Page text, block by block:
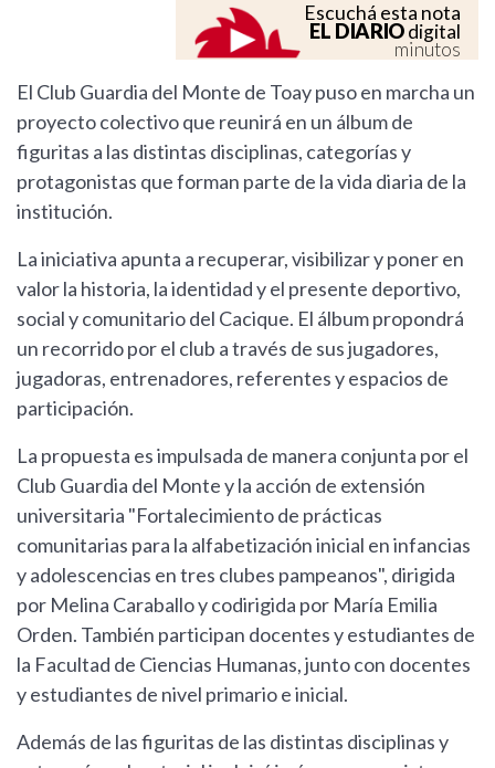
Escuchá esta nota
EL DIARIOdigital
minutos
El Club Guardia del Monte de Toay puso en marcha un
proyecto colectivo que reunirá en un álbum de
figuritas a las distintas disciplinas, categorías y
protagonistas que forman parte de la vida diaria de la
institución.
La iniciativa apunta a recuperar, visibilizar y poner en
valor la historia, la identidad y el presente deportivo,
social y comunitario del Cacique. El álbum propondrá
un recorrido por el club a través de sus jugadores,
jugadoras, entrenadores, referentes y espacios de
participación.
La propuesta es impulsada de manera conjunta por el
Club Guardia del Monte y la acción de extensión
universitaria "Fortalecimiento de prácticas
comunitarias para la alfabetización inicial en infancias
y adolescencias en tres clubes pampeanos", dirigida
por Melina Caraballo y codirigida por María Emilia
Orden. También participan docentes y estudiantes de
la Facultad de Ciencias Humanas, junto con docentes
y estudiantes de nivel primario e inicial.
Además de las figuritas de las distintas disciplinas y